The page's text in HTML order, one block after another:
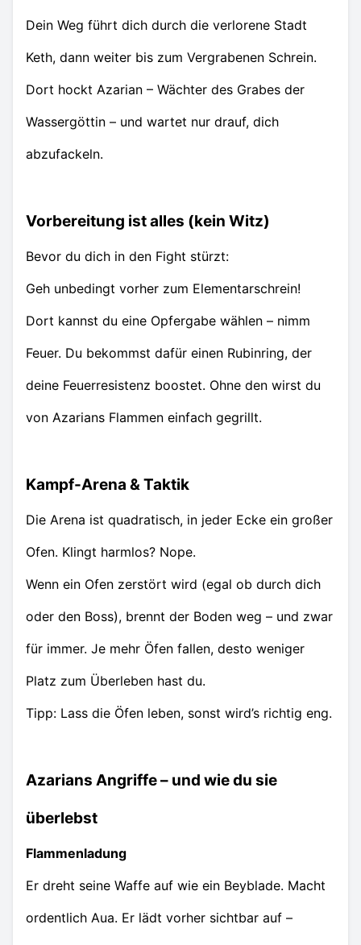
Dein Weg führt dich durch die verlorene Stadt
Keth, dann weiter bis zum Vergrabenen Schrein.
Dort hockt Azarian – Wächter des Grabes der
Wassergöttin – und wartet nur drauf, dich
abzufackeln.
Vorbereitung ist alles (kein Witz)
Bevor du dich in den Fight stürzt:
Geh unbedingt vorher zum Elementarschrein!
Dort kannst du eine Opfergabe wählen – nimm
Feuer. Du bekommst dafür einen Rubinring, der
deine Feuerresistenz boostet. Ohne den wirst du
von Azarians Flammen einfach gegrillt.
Kampf-Arena & Taktik
Die Arena ist quadratisch, in jeder Ecke ein großer
Ofen. Klingt harmlos? Nope.
Wenn ein Ofen zerstört wird (egal ob durch dich
oder den Boss), brennt der Boden weg – und zwar
für immer. Je mehr Öfen fallen, desto weniger
Platz zum Überleben hast du.
Tipp: Lass die Öfen leben, sonst wird’s richtig eng.
Azarians Angriffe – und wie du sie
überlebst
Flammenladung
Er dreht seine Waffe auf wie ein Beyblade. Macht
ordentlich Aua. Er lädt vorher sichtbar auf –